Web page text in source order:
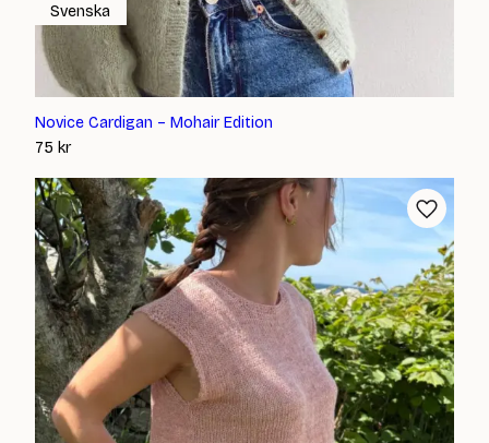
Novice Cardigan – Mohair Edition
75 kr
Svenska